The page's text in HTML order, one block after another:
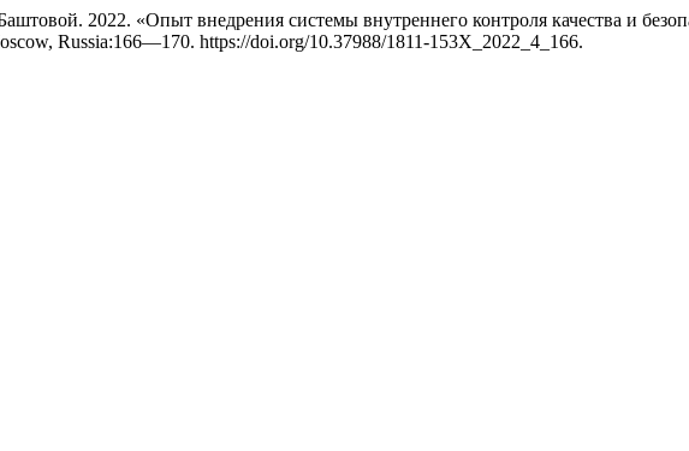
2022. «Опыт внедрения системы внутреннего контроля качества и
Russia:166—170. https://doi.org/10.37988/1811-153X_2022_4_166.